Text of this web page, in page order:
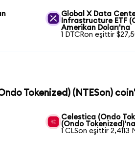
Global X Data
Infrastructure ETF
Amerikan Doları'na
1 DTCRon eşittir
Tokenized) (NTESon)
Celestica (Ondo
(Ondo Tokenized)'na
1 CLSon eşittir 2,4113